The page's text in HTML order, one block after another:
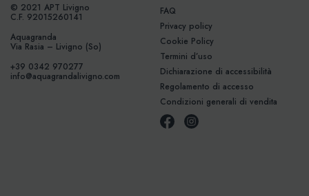
© 2021 APT Livigno
C.F. 92015260141
Aquagranda
Via Rasia – Livigno (So)
+39 0342 970277
info@aquagrandalivigno.com
FAQ
Privacy policy
Cookie Policy
Termini d’uso
Dichiarazione di accessibilità
Regolamento di accesso
Condizioni generali di vendita